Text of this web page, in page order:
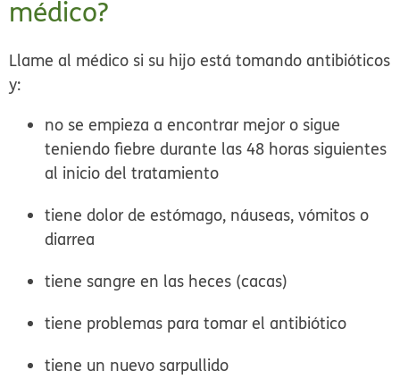
médico?
Llame al médico si su hijo está tomando antibióticos
y:
no se empieza a encontrar mejor o sigue
teniendo fiebre durante las 48 horas siguientes
al inicio del tratamiento
tiene dolor de estómago, náuseas, vómitos o
diarrea
tiene sangre en las heces (cacas)
tiene problemas para tomar el antibiótico
tiene un nuevo sarpullido